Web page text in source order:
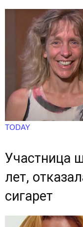
TODAY
Участница
лет,
сигарет